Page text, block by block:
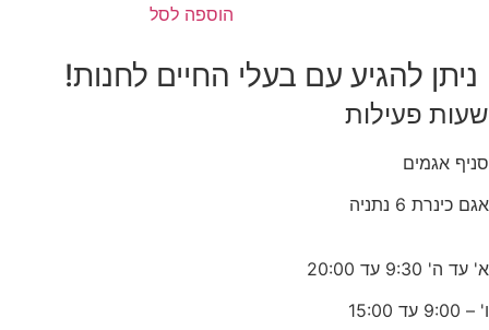
הוספה לסל
ניתן להגיע עם בעלי החיים לחנות!
שעות פעילות
סניף אגמים
אגם כינרת 6 נתניה
א' עד ה' 9:30 עד 20:00
ו' – 9:00 עד 15:00